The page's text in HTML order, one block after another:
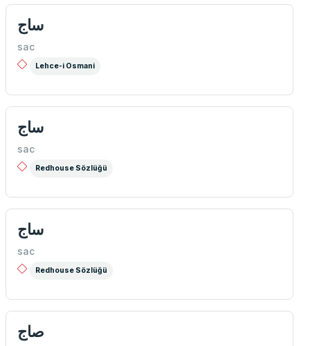
ساج
sac
Lehce-i Osmani
ساج
sac
Redhouse Sözlüğü
ساج
sac
Redhouse Sözlüğü
صاج